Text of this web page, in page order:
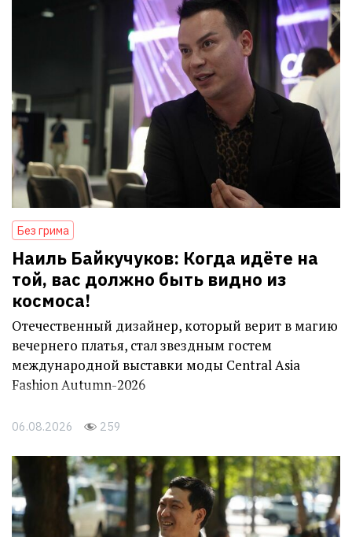
Без грима
Наиль Байкучуков: Когда идёте на
той, вас должно быть видно из
космоса!
Отечественный дизайнер, который верит в магию
вечернего платья, стал звездным гостем
международной выставки моды Central Asia
Fashion Autumn-2026
06.08.2026 259